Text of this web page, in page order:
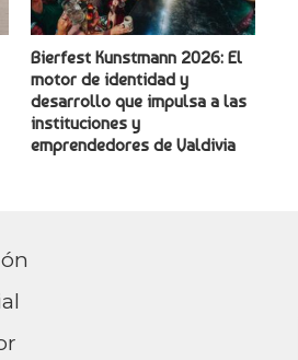
Bierfest Kunstmann 2026: El
motor de identidad y
desarrollo que impulsa a las
instituciones y
emprendedores de Valdivia